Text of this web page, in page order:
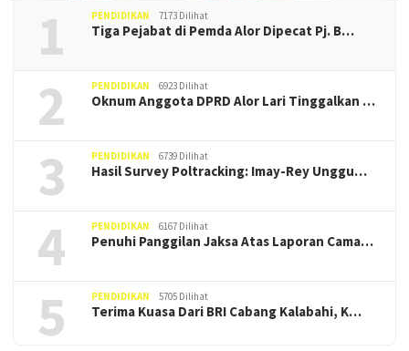
1 PENDIDIKAN 7173 Dilihat
Tiga Pejabat di Pemda Alor Dipecat Pj. B…
2 PENDIDIKAN 6923 Dilihat
Oknum Anggota DPRD Alor Lari Tinggalkan …
3 PENDIDIKAN 6739 Dilihat
Hasil Survey Poltracking: Imay-Rey Unggu…
4 PENDIDIKAN 6167 Dilihat
Penuhi Panggilan Jaksa Atas Laporan Cama…
5 PENDIDIKAN 5705 Dilihat
Terima Kuasa Dari BRI Cabang Kalabahi, K…